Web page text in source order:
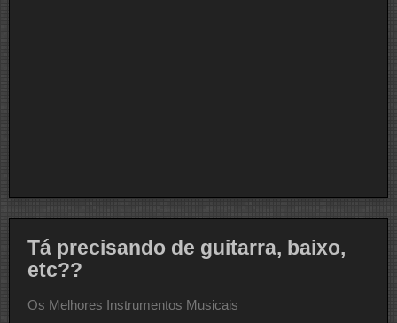
Tá precisando de guitarra, baixo,
etc??
Os Melhores Instrumentos Musicais